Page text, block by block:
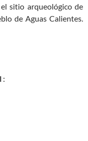
sitio arqueológico de
de Aguas Calientes.
: